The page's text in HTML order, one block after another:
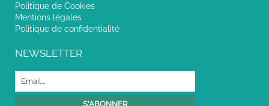
Politique de Cookies
Mentions légales
Politique de confidentialité
NEWSLETTER